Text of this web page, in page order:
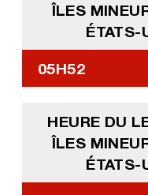
ÎLES
ÉTATS-
05H52
HEURE DU
ÎLES
ÉTATS-